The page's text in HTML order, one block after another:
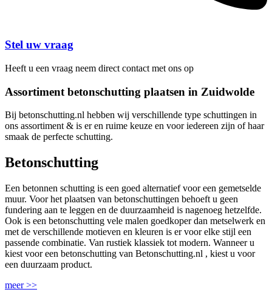
Stel uw vraag
Heeft u een vraag neem direct contact met ons op
Assortiment betonschutting plaatsen in Zuidwolde
Bij betonschutting.nl hebben wij verschillende type schuttingen in
ons assortiment & is er en ruime keuze en voor iedereen zijn of haar
smaak de perfecte schutting.
Betonschutting
Een betonnen schutting is een goed alternatief voor een gemetselde
muur. Voor het plaatsen van betonschuttingen behoeft u geen
fundering aan te leggen en de duurzaamheid is nagenoeg hetzelfde.
Ook is een betonschutting vele malen goedkoper dan metselwerk en
met de verschillende motieven en kleuren is er voor elke stijl een
passende combinatie. Van rustiek klassiek tot modern. Wanneer u
kiest voor een betonschutting van Betonschutting.nl , kiest u voor
een duurzaam product.
meer >>